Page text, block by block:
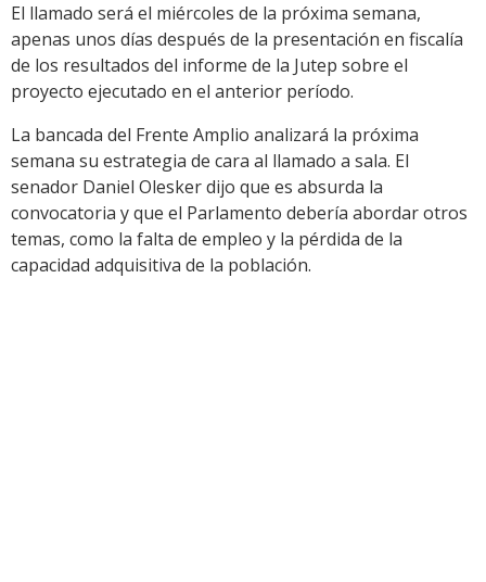
El llamado será el miércoles de la próxima semana,
apenas unos días después de la presentación en fiscalía
de los resultados del informe de la Jutep sobre el
proyecto ejecutado en el anterior período.
La bancada del Frente Amplio analizará la próxima
semana su estrategia de cara al llamado a sala. El
senador Daniel Olesker dijo que es absurda la
convocatoria y que el Parlamento debería abordar otros
temas, como la falta de empleo y la pérdida de la
capacidad adquisitiva de la población.